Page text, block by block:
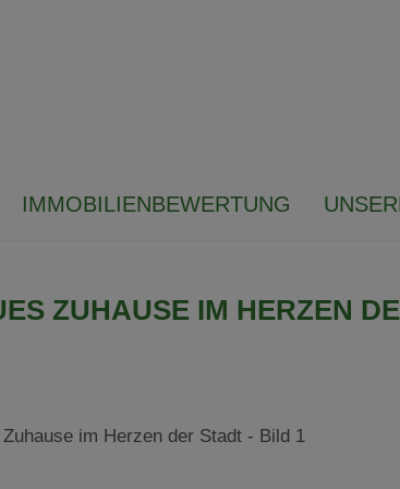
IMMOBILIENBEWERTUNG
ZUHAUSE IM HERZEN